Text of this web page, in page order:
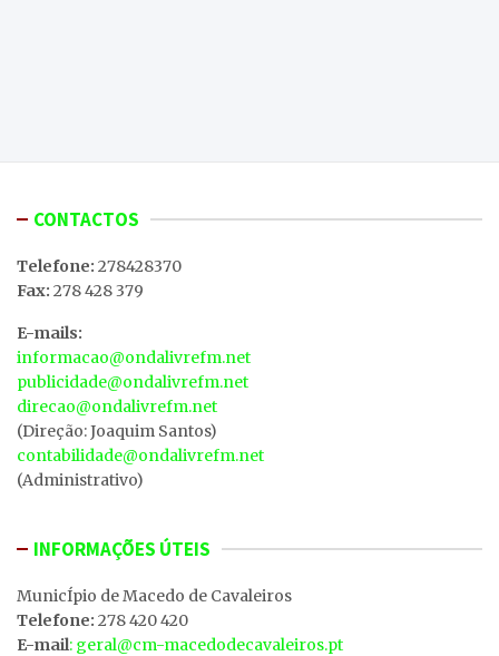
CONTACTOS
Telefone: 278428370
Fax: 278 428 379
E-mails:
informacao@ondalivrefm.net
publicidade@ondalivrefm.net
direcao@ondalivrefm.net
(Direção: Joaquim Santos)
contabilidade@ondalivrefm.net
(Administrativo)
INFORMAÇÕES ÚTEIS
MunicÍpio de Macedo de Cavaleiros
Telefone: 278 420 420
E-mail: geral@cm-macedodecavaleiros.pt